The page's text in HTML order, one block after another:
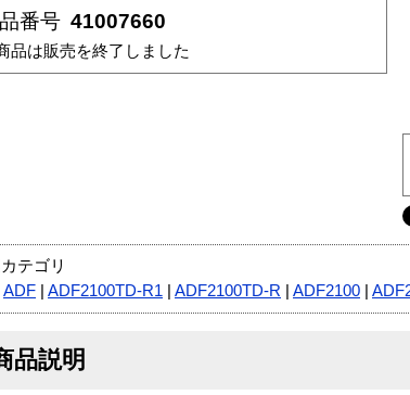
番号 41007660
品は販売を終了しました
テゴリ
ADF ADF2100TD-R1 ADF2100TD-R ADF2100
品説明